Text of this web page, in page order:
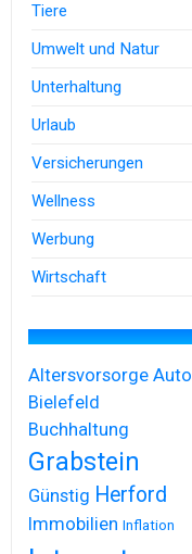
Tiere
Umwelt und Natur
Unterhaltung
Urlaub
Versicherungen
Wellness
Werbung
Wirtschaft
Altersvorsorge Auto
Bielefeld
Buchhaltung
Grabstein
Günstig Herford
Immobilien Inflation